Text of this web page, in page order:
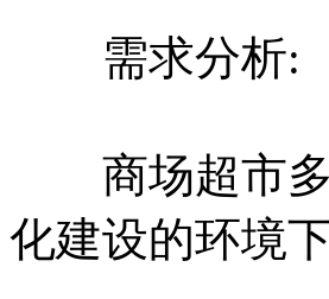
需求分析:
商场超市多
化建设的环境